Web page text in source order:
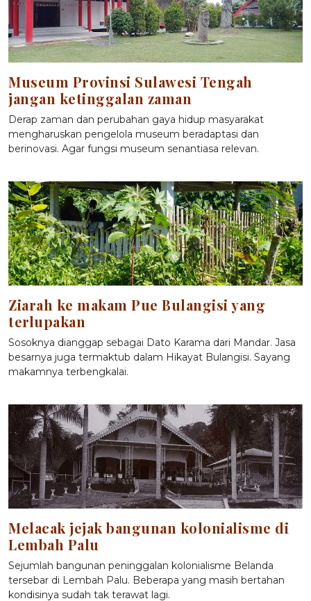
Museum Provinsi Sulawesi Tengah
jangan ketinggalan zaman
Derap zaman dan perubahan gaya hidup masyarakat
mengharuskan pengelola museum beradaptasi dan
berinovasi. Agar fungsi museum senantiasa relevan.
Ziarah ke makam Pue Bulangisi yang
terlupakan
Sosoknya dianggap sebagai Dato Karama dari Mandar. Jasa
besarnya juga termaktub dalam Hikayat Bulangisi. Sayang
makamnya terbengkalai.
Melacak jejak bangunan kolonialisme di
Lembah Palu
Sejumlah bangunan peninggalan kolonialisme Belanda
tersebar di Lembah Palu. Beberapa yang masih bertahan
kondisinya sudah tak terawat lagi.